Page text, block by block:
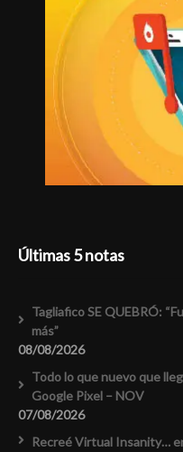
Últimas 5 notas
Tagliafico SE QUEBRÓ:
más”
08/08/2026
Todo lo que nuevo que
Google Pixel – NOV
07/08/2026
Recreé Virtual Insanity…